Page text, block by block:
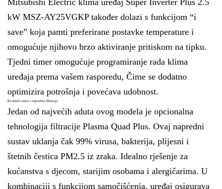
Mitsubishi Electric klima uređaj Super Inverter Plus 2.5
kW MSZ-AY25VGKP također dolazi s funkcijom “i
save” koja pamti preferirane postavke temperature i
omogućuje njihovo brzo aktiviranje pritiskom na tipku.
Tjedni timer omogućuje programiranje rada klima
uređaja prema vašem rasporedu, Čime se dodatno
optimizira potrošnja i povećava udobnost.
Kvaliteta zraka i napredna filtracija
Jedan od najvećih aduta ovog modela je opcionalna
tehnologija filtracije Plasma Quad Plus. Ovaj napredni
sustav uklanja čak 99% virusa, bakterija, plijesni i
štetnih čestica PM2.5 iz zraka. Idealno rješenje za
kućanstva s djecom, starijim osobama i alergičarima. U
kombinaciji s funkcijom samočišćenja, uređaj osigurava